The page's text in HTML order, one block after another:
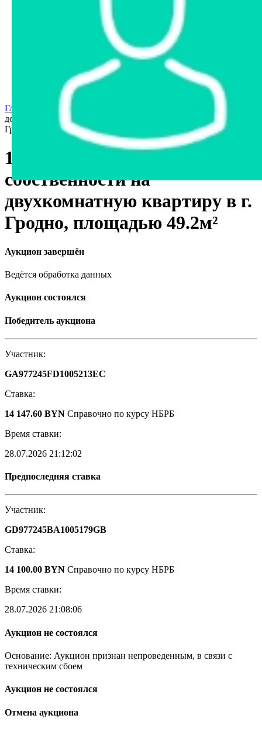
Арестованное имущество
Реестр несостоявшихся торгов
Реестр переоценок
Государственное имущество
Главная страница
доля в праве собственности на двухкомнатную квартиру в г.
Гродно, площадью 49.2м²
1/6 доля в праве
собственности на
двухкомнатную квартиру в г.
Гродно, площадью 49.2м²
Аукцион завершён
Ведётся обработка данных
Аукцион состоялся
Победитель аукциона
Участник:
GA977245FD1005213EC
Ставка:
14 147.60 BYN Справочно по курсу НБРБ
Время ставки:
28.07.2026 21:12:02
Предпоследняя ставка
Участник:
GD977245BA1005179GB
Ставка:
14 100.00 BYN Справочно по курсу НБРБ
Время ставки:
28.07.2026 21:08:06
Аукцион не состоялся
Основание: Аукцион признан непроведенным, в связи с
техническим сбоем
Аукцион не состоялся
Отмена аукциона